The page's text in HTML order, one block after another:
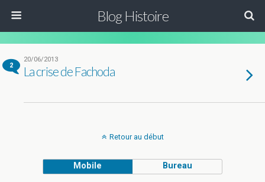
Blog Histoire
2
20/06/2013
La crise de Fachoda
Retour au début
Mobile Bureau